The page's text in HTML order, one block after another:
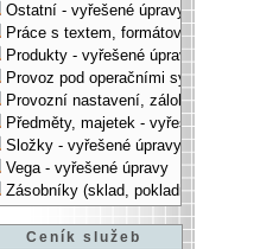
Ostatní - vyřešené úpravy
Práce s textem, formátování, ... -
Produkty - vyřešené úpravy
Provoz pod operačními systémy,
Provozní nastavení, zálohování,
Předměty, majetek - vyřešené úpravy
Složky - vyřešené úpravy
Vega - vyřešené úpravy
Zásobníky (sklad, pokladna, bank.
Ceník služeb